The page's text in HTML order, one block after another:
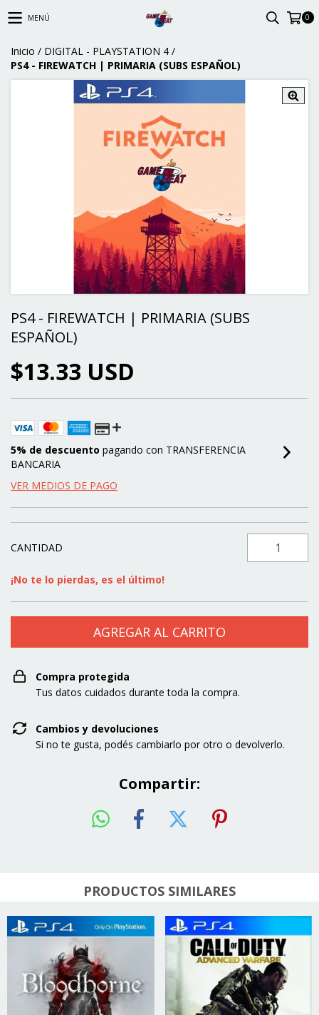
MENÚ 0
Inicio / DIGITAL - PLAYSTATION 4 /
PS4 - FIREWATCH | PRIMARIA (SUBS ESPAÑOL)
PS4 - FIREWATCH | PRIMARIA (SUBS
ESPAÑOL)
$13.33 USD
5% de descuento pagando con TRANSFERENCIA
BANCARIA
VER MEDIOS DE PAGO
CANTIDAD
¡No te lo pierdas, es el último!
Compra protegida
Tus datos cuidados durante toda la compra.
Cambios y devoluciones
Si no te gusta, podés cambiarlo por otro o devolverlo.
Compartir:
PRODUCTOS SIMILARES